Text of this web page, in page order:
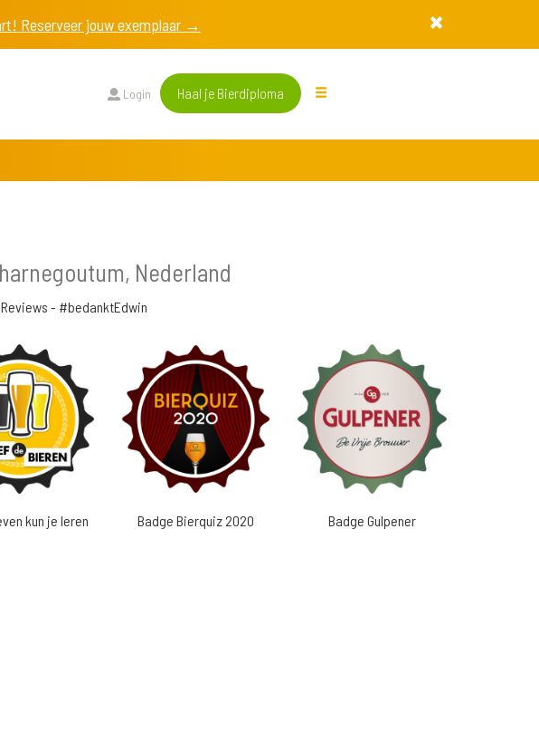
Reserveer jouw exemplaar →
Login Haal je Bierdiploma
Nederland
- #bedanktEdwin
kun je leren Badge Bierquiz 2020 Badge Gulpener